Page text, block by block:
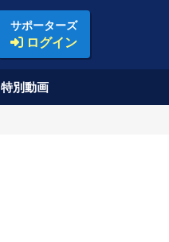
サポーターズ
ログイン
特別動画